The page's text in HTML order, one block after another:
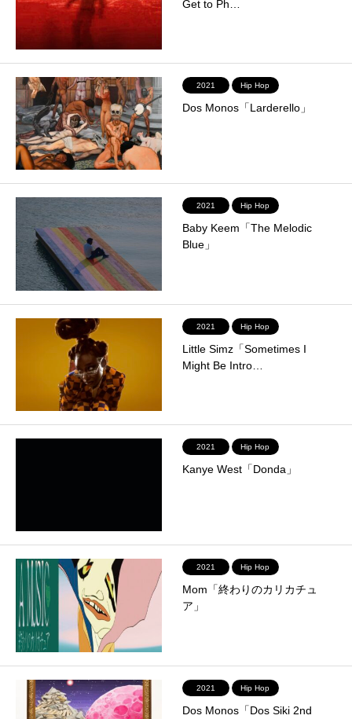
Get to Ph…
2021 Hip Hop
Dos Monos「Larderello」
2021 Hip Hop
Baby Keem「The Melodic
Blue」
2021 Hip Hop
Little Simz「Sometimes I
Might Be Intro…
2021 Hip Hop
Kanye West「Donda」
2021 Hip Hop
Mom「終わりのカリカチュ
ア」
2021 Hip Hop
Dos Monos「Dos Siki 2nd